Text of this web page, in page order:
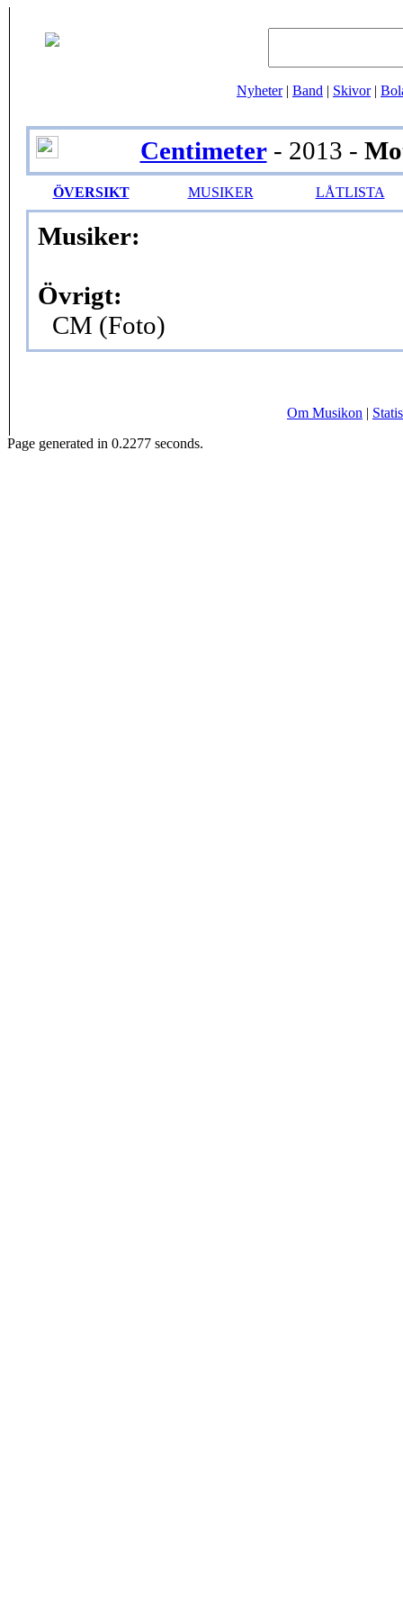
Nyheter| Band | Skivor|
Centimeter- 2013 -
ÖVERSIKT MUSIKER LÅTLISTA
Musiker:
Övrigt:
CM (Foto)
Om Musikon |
Page generated in 0.2277 seconds.